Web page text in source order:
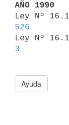
AÑO 1990
526
3
Ayuda